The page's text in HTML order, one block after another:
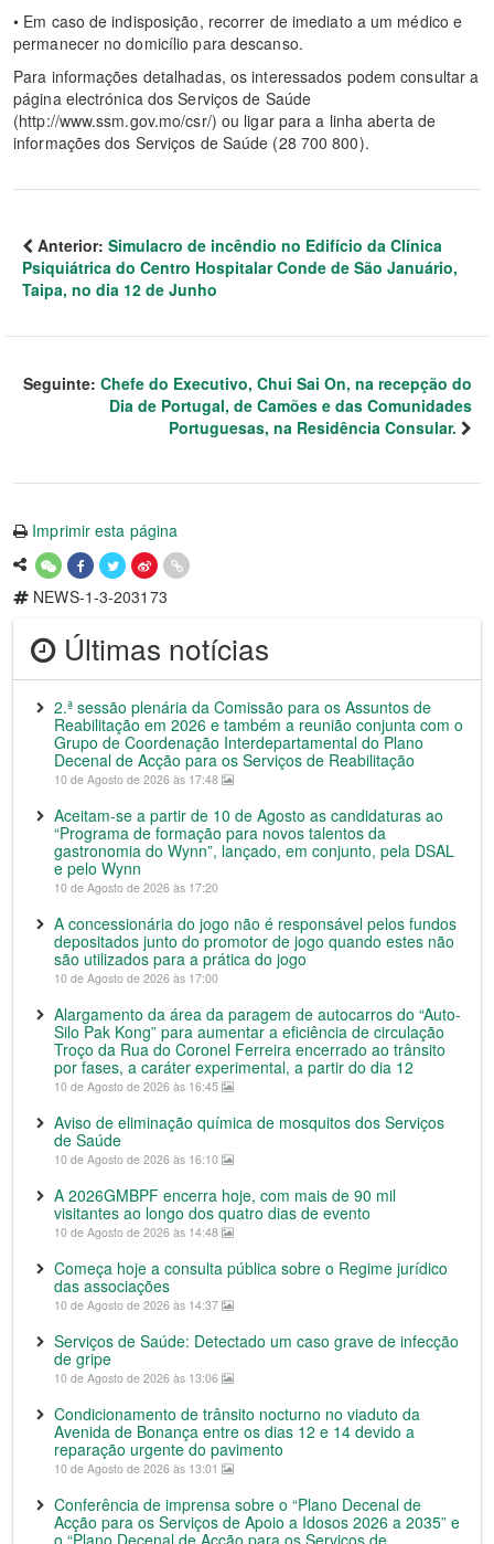
• Em caso de indisposição, recorrer de imediato a um médico e
permanecer no domicílio para descanso.
Para informações detalhadas, os interessados podem consultar a
página electrónica dos Serviços de Saúde
(http://www.ssm.gov.mo/csr/) ou ligar para a linha aberta de
informações dos Serviços de Saúde (28 700 800).
Anterior: Simulacro de incêndio no Edifício da Clínica
Psiquiátrica do Centro Hospitalar Conde de São Januário,
Taipa, no dia 12 de Junho
Seguinte: Chefe do Executivo, Chui Sai On, na recepção do
Dia de Portugal, de Camões e das Comunidades
Portuguesas, na Residência Consular.
Imprimir esta página
NEWS-1-3-203173
Últimas notícias
2.ª sessão plenária da Comissão para os Assuntos de
Reabilitação em 2026 e também a reunião conjunta com o
Grupo de Coordenação Interdepartamental do Plano
Decenal de Acção para os Serviços de Reabilitação
10 de Agosto de 2026 às 17:48
Aceitam-se a partir de 10 de Agosto as candidaturas ao
“Programa de formação para novos talentos da
gastronomia do Wynn”, lançado, em conjunto, pela DSAL
e pelo Wynn
10 de Agosto de 2026 às 17:20
A concessionária do jogo não é responsável pelos fundos
depositados junto do promotor de jogo quando estes não
são utilizados para a prática do jogo
10 de Agosto de 2026 às 17:00
Alargamento da área da paragem de autocarros do “Auto-
Silo Pak Kong” para aumentar a eficiência de circulação
Troço da Rua do Coronel Ferreira encerrado ao trânsito
por fases, a caráter experimental, a partir do dia 12
10 de Agosto de 2026 às 16:45
Aviso de eliminação química de mosquitos dos Serviços
de Saúde
10 de Agosto de 2026 às 16:10
A 2026GMBPF encerra hoje, com mais de 90 mil
visitantes ao longo dos quatro dias de evento
10 de Agosto de 2026 às 14:48
Começa hoje a consulta pública sobre o Regime jurídico
das associações
10 de Agosto de 2026 às 14:37
Serviços de Saúde: Detectado um caso grave de infecção
de gripe
10 de Agosto de 2026 às 13:06
Condicionamento de trânsito nocturno no viaduto da
Avenida de Bonança entre os dias 12 e 14 devido a
reparação urgente do pavimento
10 de Agosto de 2026 às 13:01
Conferência de imprensa sobre o “Plano Decenal de
Acção para os Serviços de Apoio a Idosos 2026 a 2035” e
o “Plano Decenal de Acção para os Serviços de